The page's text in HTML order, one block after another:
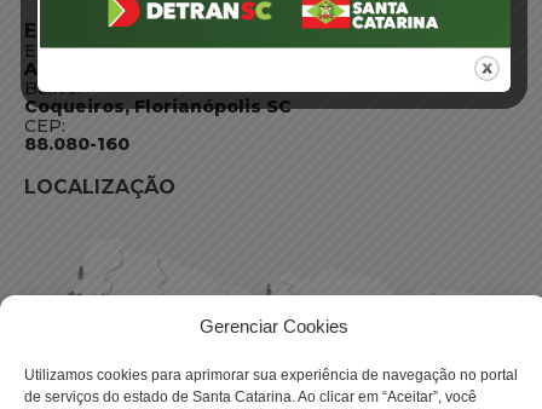
Gerenciar Cookies
Utilizamos cookies para aprimorar sua experiência de navegação no portal
de serviços do estado de Santa Catarina. Ao clicar em “Aceitar”, você
ENDEREÇO
Endereço:
Av. Almirante Tamandaré - 480
Bairro:
Coqueiros, Florianópolis SC
CEP:
88.080-160
LOCALIZAÇÃO